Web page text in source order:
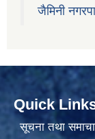
जैमिनी
Quick
सूचना तथा